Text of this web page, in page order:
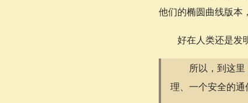
他们的椭圆曲线版本
好在人类还是发
所以，到这
理、一个安全的通